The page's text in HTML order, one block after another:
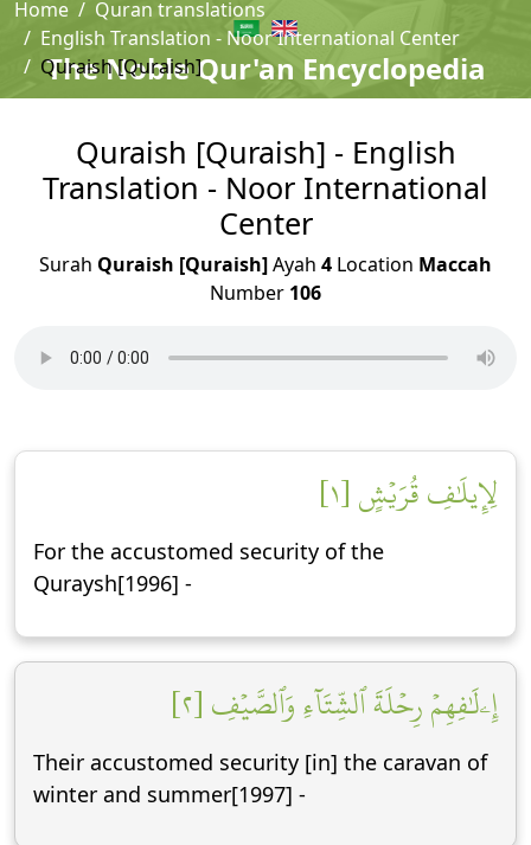
The Noble Qur'an Encyclopedia
Home
Quran translations
English Translation - Noor International Center
Quraish [Quraish]
Quraish [Quraish] - English
Translation - Noor International
Center
Surah Quraish [Quraish]Ayah 4 Location Maccah
Number 106
لِإِيلَٰفِ قُرَيۡشٍ [١]
For the accustomed security of the
Quraysh[1996] -
إِۦلَٰفِهِمۡ رِحۡلَةَ ٱلشِّتَآءِ وَٱلصَّيۡفِ [٢]
Their accustomed security [in] the caravan of
winter and summer[1997] -